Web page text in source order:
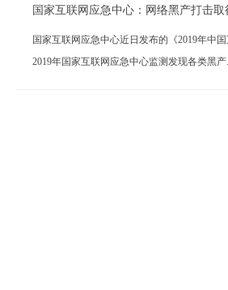
国家互联网应急中心：网络黑产打击
国家互联网应急中心近日发布的《2019年
2019年国家互联网应急中心监测发现各类黑产